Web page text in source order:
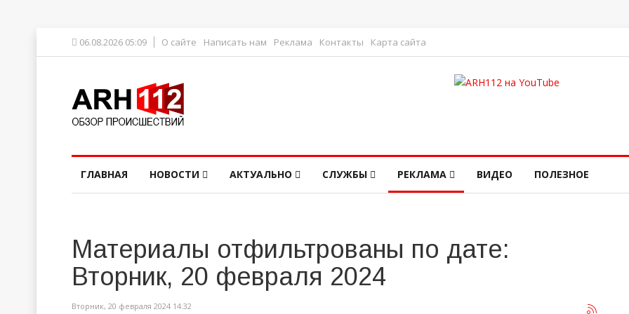
06.08.2026 05:09 О сайте Написать нам Реклама Контакты Карта сайта
ГЛАВНАЯ НОВОСТИ АКТУАЛЬНО СЛУЖБЫ РЕКЛАМА ВИДЕО ПОЛЕЗНОЕ
Материалы отфильтрованы по дате:
Вторник, 20 февраля 2024
Вторник, 20 февраля 2024 14:32